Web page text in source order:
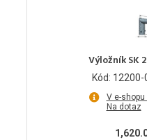
Výložník SK
Kód:
V e-
Na dotaz